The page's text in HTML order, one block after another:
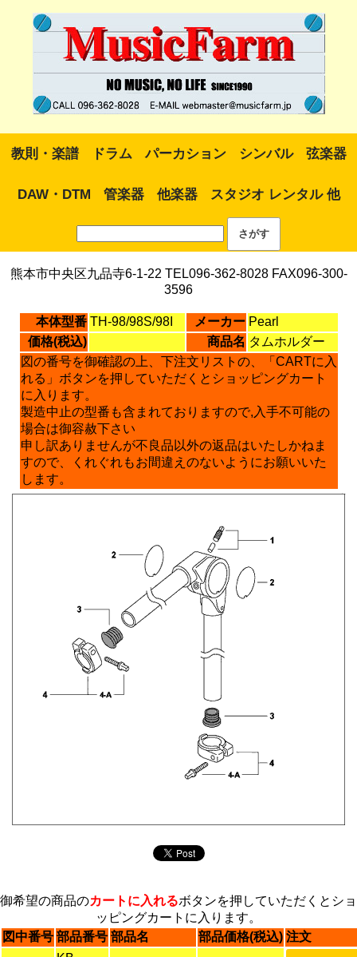
教則・楽譜 ドラム パーカション シンバル 弦楽器
DAW・DTM 管楽器 他楽器 スタジオ レンタル 他
熊本市中央区九品寺6-1-22 TEL096-362-8028 FAX096-300-
3596
本体型番 TH-98/98S/98I メーカー Pearl
価格(税込)
商品名 タムホルダー
図の番号を御確認の上、下注文リストの、「CARTに入
れる」ボタンを押していただくとショッピングカート
に入ります。
製造中止の型番も含まれておりますので,入手不可能の
場合は御容赦下さい
申し訳ありませんが不良品以外の返品はいたしかねま
すので、くれぐれもお間違えのないようにお願いいた
します。
御希望の商品のカートに入れるボタンを押していただくとショ
ッピングカートに入ります。
図中番号 部品番号 部品名 部品価格(税込) 注文